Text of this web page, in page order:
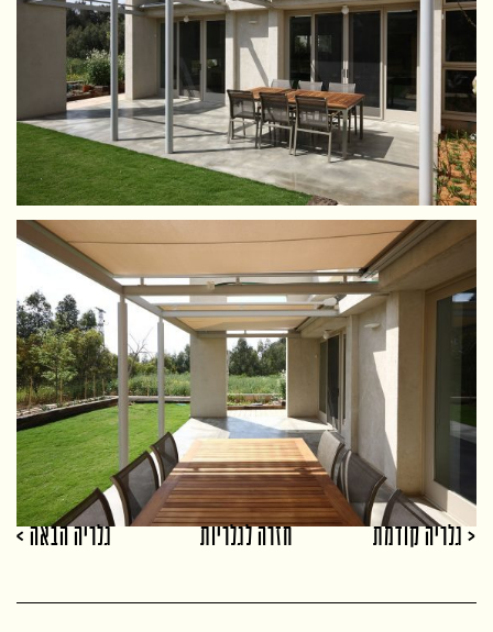
< גלריה קודמת חזרה לגלריות גלריה הבאה >